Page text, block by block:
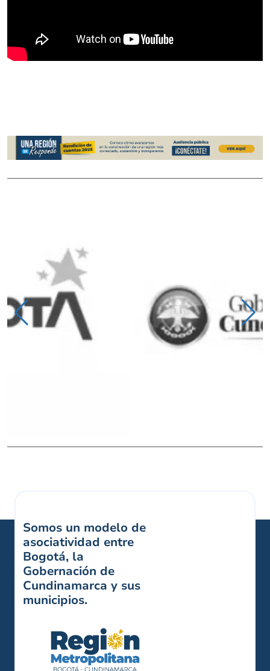
Somos un modelo de
asociatividad entre
Bogotá, la
Gobernación de
Cundinamarca y sus
municipios.